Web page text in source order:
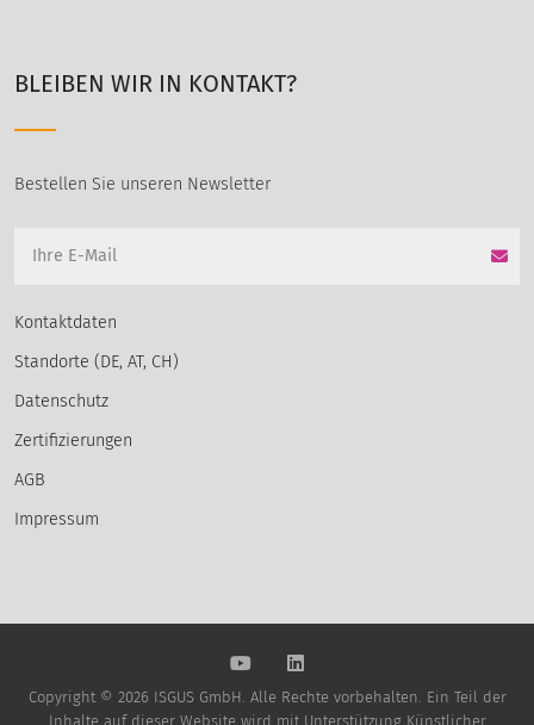
BLEIBEN WIR IN KONTAKT?
Bestellen Sie unseren Newsletter
Kontaktdaten
Standorte (DE, AT, CH)
Datenschutz
Zertifizierungen
AGB
Impressum
Copyright © 2026 ISGUS GmbH. Alle Rechte vorbehalten. Ein Teil der
Inhalte auf dieser Website wird mit Unterstützung Künstlicher